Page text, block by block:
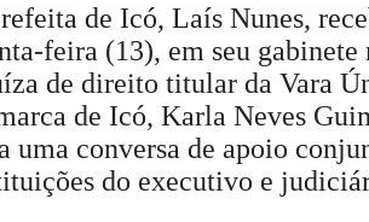
de Icó, Laís Nunes,
feira (13), em seu
de direito titular da Vara
de Icó, Karla Neves
uma conversa de apoio
do executivo e